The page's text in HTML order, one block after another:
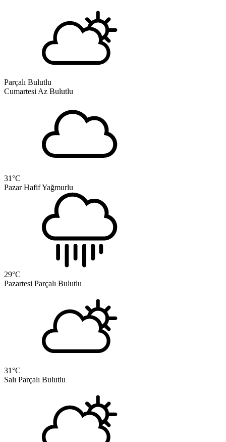
Parçalı Bulutlu
Cumartesi Az Bulutlu
31°C
Pazar Hafif Yağmurlu
29°C
Pazartesi Parçalı Bulutlu
31°C
Salı Parçalı Bulutlu